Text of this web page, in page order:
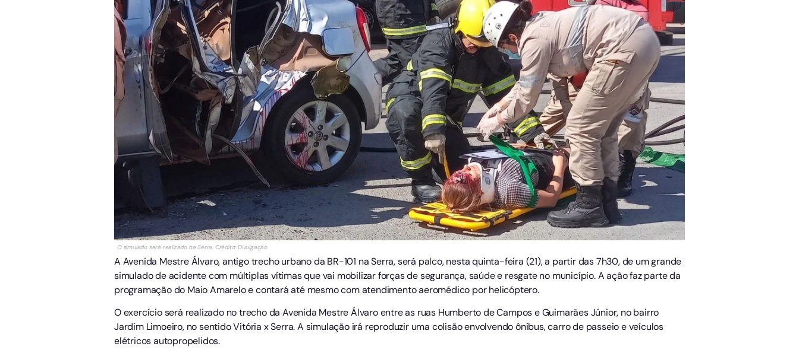
O simulado será realizado na Serra. Crédito: Divulgação
A Avenida Mestre Álvaro, antigo trecho urbano da BR-101 na Serra, será palco, nesta quinta-feira (21), a partir das 7h30, de um grande
simulado de acidente com múltiplas vítimas que vai mobilizar forças de segurança, saúde e resgate no município. A ação faz parte da
programação do Maio Amarelo e contará até mesmo com atendimento aeromédico por helicóptero.
O exercício será realizado no trecho da Avenida Mestre Álvaro entre as ruas Humberto de Campos e Guimarães Júnior, no bairro
Jardim Limoeiro, no sentido Vitória x Serra. A simulação irá reproduzir uma colisão envolvendo ônibus, carro de passeio e veículos
elétricos autopropelidos.